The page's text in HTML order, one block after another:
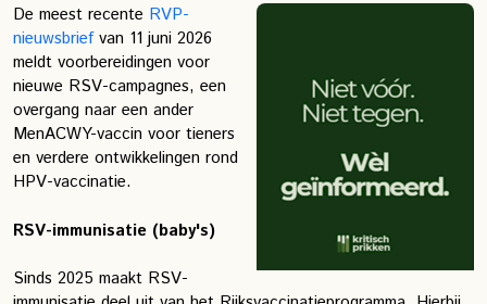
De meest recente RVP-
nieuwsbriefvan 11 juni 2026
meldt voorbereidingen voor
nieuwe RSV-campagnes, een
overgang naar een ander
MenACWY-vaccin voor tieners
en verdere ontwikkelingen rond
HPV-vaccinatie.
RSV-immunisatie (baby's)
Sinds 2025 maakt RSV-